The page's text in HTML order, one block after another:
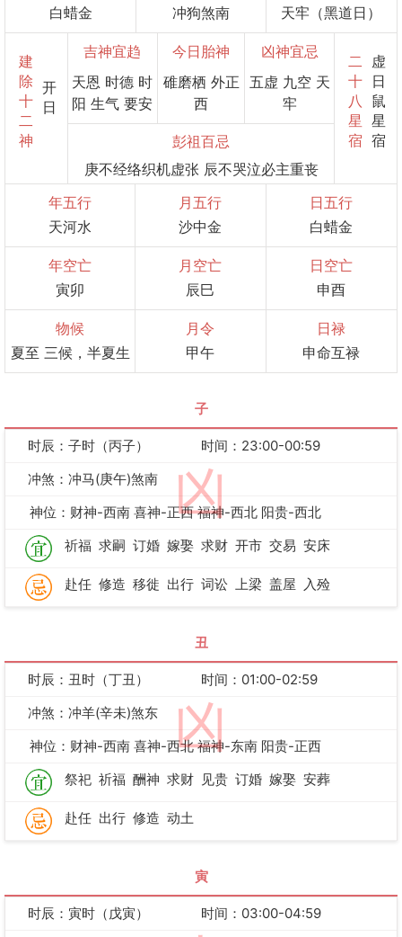
白蜡金
冲狗煞南
天牢（黑道日）
建
除
十
二
神
开
日
吉神宜趋
天恩 时德 时
阳 生气 要安
今日胎神
碓磨栖 外正
西
凶神宜忌
五虚 九空 天
牢
彭祖百忌
庚不经络织机虚张 辰不哭泣必主重丧
二
十
八
星
宿
虚
日
鼠
星
宿
年五行
天河水
月五行
沙中金
日五行
白蜡金
年空亡
寅卯
月空亡
辰巳
日空亡
申酉
物候
夏至 三候，半夏生
月令
甲午
日禄
申命互禄
子
凶
时辰：子时（丙子）
时间：23:00-00:59
冲煞：冲马(庚午)煞南
神位：财神-西南 喜神-正西 福神-西北 阳贵-西北
祈福 求嗣 订婚 嫁娶 求财 开市 交易 安床
赴任 修造 移徙 出行 词讼 上梁 盖屋 入殓
丑
凶
时辰：丑时（丁丑）
时间：01:00-02:59
冲煞：冲羊(辛未)煞东
神位：财神-西南 喜神-西北 福神-东南 阳贵-正西
祭祀 祈福 酬神 求财 见贵 订婚 嫁娶 安葬
赴任 出行 修造 动土
寅
时辰：寅时（戊寅） 时间：03:00-04:59